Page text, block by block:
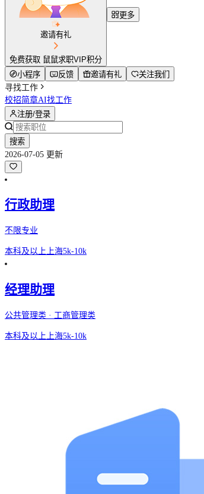
邀请有礼
免费获取 鼠鼠求职VIP积分
更多
小程序 反馈 邀请有礼
关注我们
寻找工作
校招简章AI找工作
注册/登录
搜索
2026-07-05 更新
行政助理
不限专业
本科及以上 上海5k-10k
经理助理
公共管理类 · 工商管理类
本科及以上 上海5k-10k